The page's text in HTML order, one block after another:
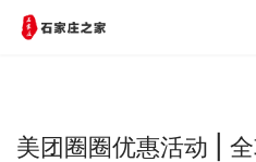
美团圈圈优惠活动 |